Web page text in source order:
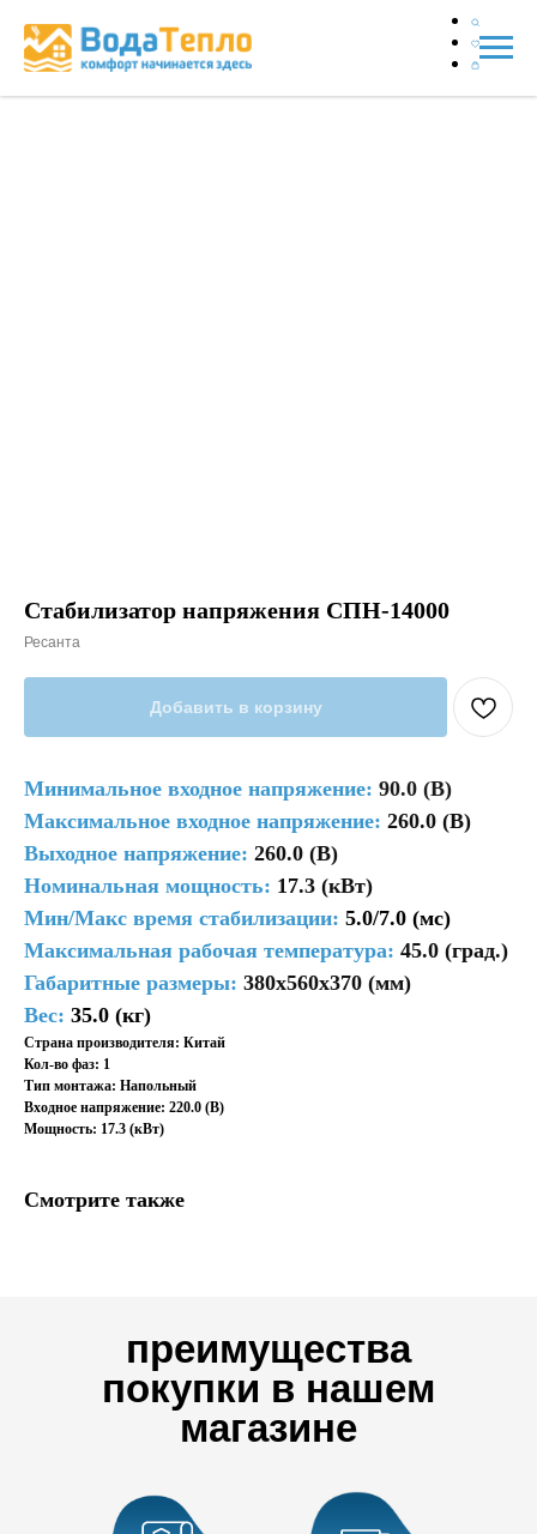
Стабилизатор напряжения СПН-14000
Ресанта
Добавить в корзину
Минимальное входное напряжение: 90.0 (В)
Максимальное входное напряжение: 260.0 (В)
Выходное напряжение: 260.0 (В)
Номинальная мощность: 17.3 (кВт)
Мин/Макс время стабилизации: 5.0/7.0 (мс)
Максимальная рабочая температура: 45.0 (град.)
Габаритные размеры: 380х560x370 (мм)
Вес: 35.0 (кг)
Страна производителя: Китай
Кол-во фаз: 1
Тип монтажа: Напольный
Входное напряжение: 220.0 (В)
Мощность: 17.3 (кВт)
Смотрите также
преимущества
покупки в нашем
магазине